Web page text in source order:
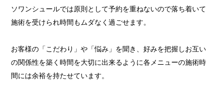
ソワンシュールでは原則として予約を重ねないので落ち着いて
施術を受けられ時間もムダなく過ごせます。
お客様の「こだわり」や「悩み」を聞き、好みを把握しお互い
の関係性を築く時間を大切に出来るように各メニューの施術時
間には余裕を持たせています。